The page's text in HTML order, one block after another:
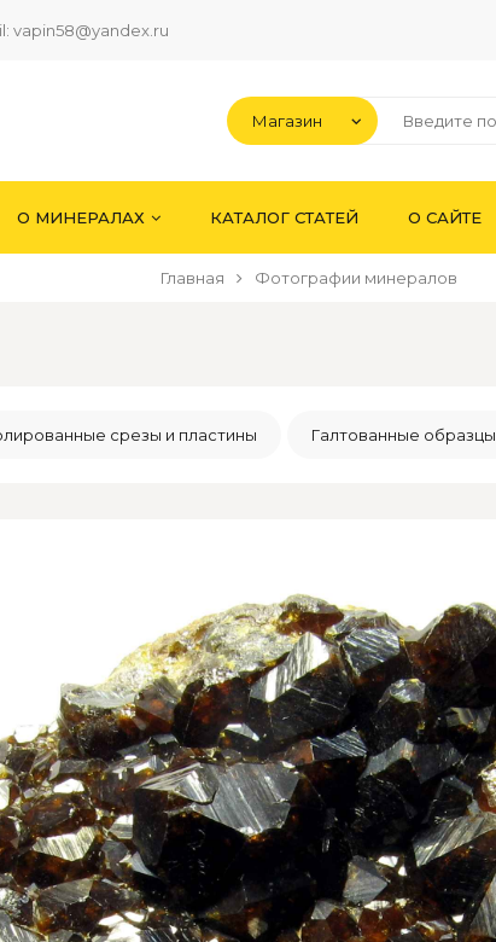
vapin58@yandex.ru
О МИНЕРАЛАХ КАТАЛОГ СТАТЕЙ О САЙТЕ
Главная Фотографии минералов
срезы и пластины Галтованные образцы